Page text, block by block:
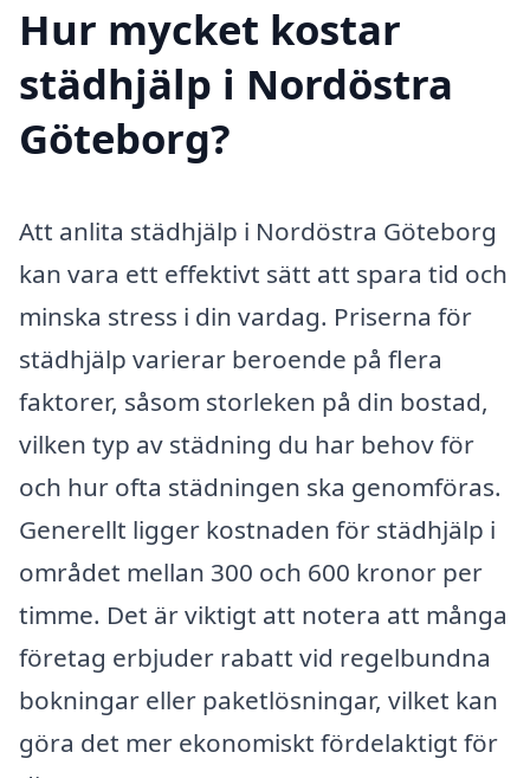
Hur mycket kostar
städhjälp i Nordöstra
Göteborg?
Att anlita städhjälp i Nordöstra Göteborg
kan vara ett effektivt sätt att spara tid och
minska stress i din vardag. Priserna för
städhjälp varierar beroende på flera
faktorer, såsom storleken på din bostad,
vilken typ av städning du har behov för
och hur ofta städningen ska genomföras.
Generellt ligger kostnaden för städhjälp i
området mellan 300 och 600 kronor per
timme. Det är viktigt att notera att många
företag erbjuder rabatt vid regelbundna
bokningar eller paketlösningar, vilket kan
göra det mer ekonomiskt fördelaktigt för